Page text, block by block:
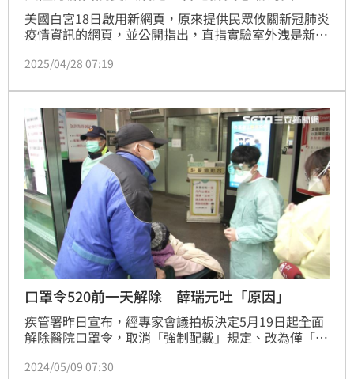
美國白宮18日啟用新網頁，原來提供民眾攸關新冠肺炎
疫情資訊的網頁，並公開指出，直指實驗室外洩是新冠
因疫情人民生活慘烈，醫療資源不夠，中國政府在各地
許多地方政府也將方艙醫院賤價出售，以彌補政府經
費。
2025/04/28 07:19
口罩令520前一天解除 薛瑞元吐「原因」
疾管署昨日宣布，經專家會議拍板決定5月19日起全面
解除醫院口罩令，取消「強制配戴」規定、改為僅「建
界聯想。衛福部長薛瑞元今（9）日強調，解除強制口
2024/05/09 07:30